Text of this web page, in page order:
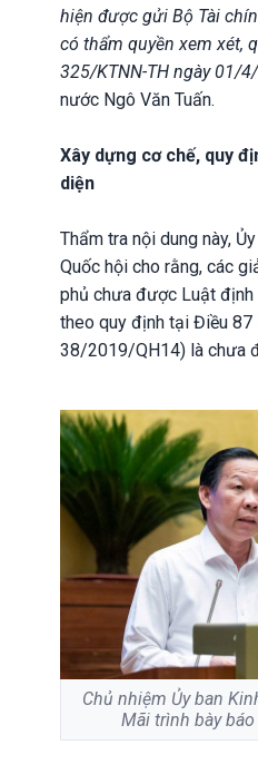
hiện được gửi Bộ Tài
có thẩm quyền xem xét,
325/KTNN-TH ngày 01/
nước Ngô Văn Tuấn.
Xây dựng cơ chế, quy
diện
Thẩm tra nội dung này,
Quốc hội cho rằng, các
phủ chưa được Luật
theo quy định tại Điều 87
38/2019/QH14) là chưa
Chủ nhiệm Ủy ban
Mãi trình bày